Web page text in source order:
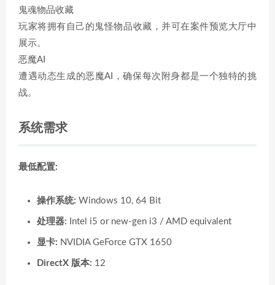
鬼魂物品收藏
玩家将拥有自己的鬼怪物品收藏，并可在案件预览大厅中
展示。
恶魔AI
遭遇动态生成的恶魔AI，确保每次附身都是一个独特的挑
战。
系统需求
最低配置:
操作系统: Windows 10, 64 Bit
处理器: Intel i5 or new-gen i3 / AMD equivalent
显卡: NVIDIA GeForce GTX 1650
DirectX 版本: 12